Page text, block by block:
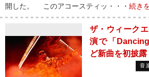
開した。 このアコースティッ・・・ 続き
ザ・ウィーク
演で「
ど新曲を初披露
音